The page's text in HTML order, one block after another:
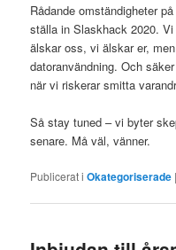
Rådande omständigheter
ställa in Slaskhack 2020.
älskar oss, vi älskar er,
datoranvändning. Och
när vi riskerar smitta
Så stay tuned – vi byter
senare. Må väl, vänner.
Publicerat i Okategoriserade